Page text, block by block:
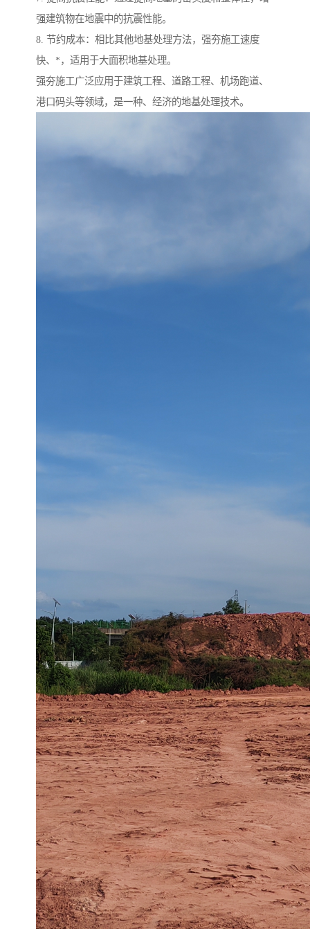
强建筑物在地震中的抗震性能。
8. 节约成本：相比其他地基处理方法，强夯施工速度
快、*，适用于大面积地基处理。
强夯施工广泛应用于建筑工程、道路工程、机场跑道、
港口码头等领域，是一种、经济的地基处理技术。